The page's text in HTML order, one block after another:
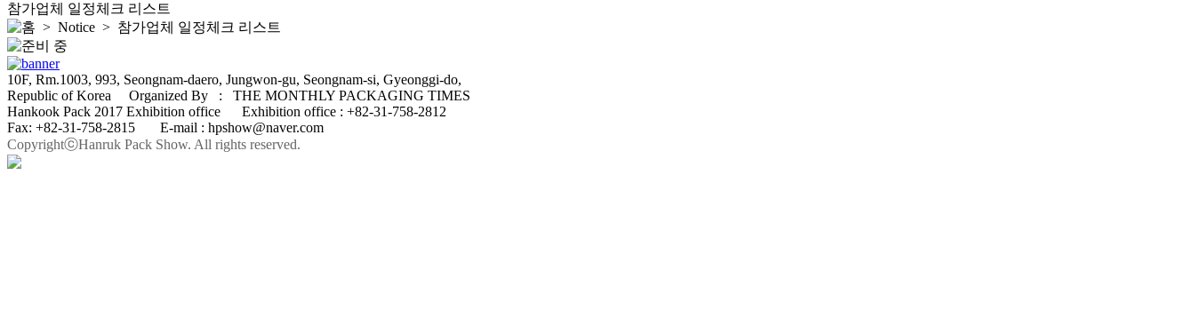
참가업체 일정체크 리스트
> Notice > 참가업체 일정체크 리스트
10F, Rm.1003, 993, Seongnam-daero, Jungwon-gu, Seongnam-si, Gyeonggi-do,
Republic of Korea Organized By : THE MONTHLY PACKAGING TIMES
Hankook Pack 2017 Exhibition office Exhibition office : +82-31-758-2812
Fax: +82-31-758-2815 E-mail : hpshow@naver.com
CopyrightⓒHanruk Pack Show. All rights reserved.